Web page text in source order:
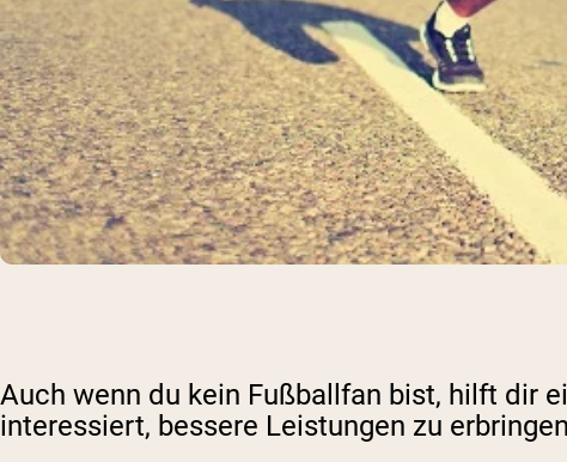
Auch wenn du kein Fußballfan bist, hilft dir
interessiert, bessere Leistungen zu